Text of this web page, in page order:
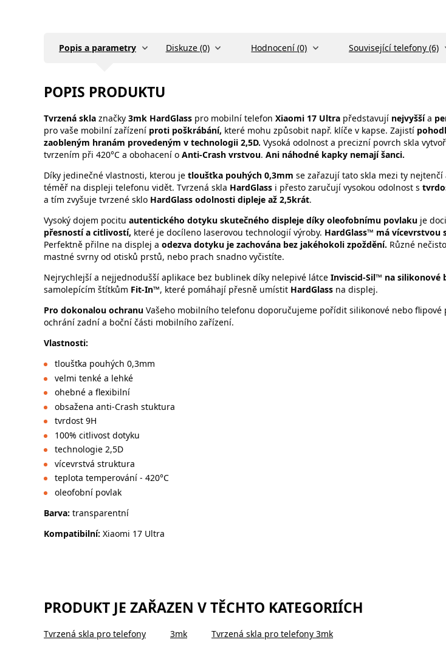
Popis a parametry Diskuze (0) Hodnocení (0) Související telefony (6)
POPIS PRODUKTU
Tvrzená skla značky 3mk HardGlass pro mobilní telefon Xiaomi 17 Ultra představují nejvyššía
pro vaše mobilní zařízení proti poškrábání, které mohu způsobit např. klíče v kapse. Zajistí
zaobleným hranám provedeným v technologii 2,5D. Vysoká odolnost a precizní povrch skla
tvrzením při 420°C a obohacení o Anti-Crash vrstvou. Ani náhodné kapky nemají šanci.
Díky jedinečné vlastnosti, kterou je tloušťka pouhých 0,3mm se zařazují tato skla mezi ty nejtenčí
téměř na displeji telefonu vidět. Tvrzená skla HardGlass i přesto zaručují vysokou odolnost s
a tím zvyšuje tvrzené sklo HardGlass odolnosti dipleje až 2,5krát.
Vysoký dojem pocitu autentického dotyku skutečného displeje díky oleofobnímu povlaku je
přesností a citlivostí, které je docíleno laserovou technologií výroby. HardGlass™ má vícevrstvou
Perfektně přilne na displej a odezva dotyku je zachována bez jakéhokoli zpoždění. Různé
mastné svrny od otisků prstů, nebo prach snadno vyčistíte.
Nejrychlejší a nejjednodušší aplikace bez bublinek díky nelepivé látce Inviscid-Sil™ na silikonové
samolepícím štítkům Fit-In™, které pomáhají přesně umístit HardGlass na displej.
Pro dokonalou ochranu Vašeho mobilního telefonu doporučujeme pořídit silikonové nebo flipové
ochrání zadní a boční části mobilního zařízení.
Vlastnosti:
tloušťka pouhých 0,3mm
velmi tenké a lehké
ohebné a flexibilní
obsažena anti-Crash stuktura
tvrdost 9H
100% citlivost dotyku
technologie 2,5D
vícevrstvá struktura
teplota temperování - 420°C
oleofobní povlak
Barva: transparentní
Kompatibilní: Xiaomi 17 Ultra
PRODUKT JE ZAŘAZEN V TĚCHTO KATEGORIÍCH
Tvrzená skla pro telefony 3mk Tvrzená skla pro telefony 3mk